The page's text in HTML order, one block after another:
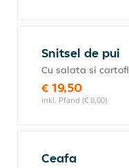
Snitsel de pui
Cu salata si cartofi
€ 19,50
inkl. Pfand (€ 0,00)
Ceafa